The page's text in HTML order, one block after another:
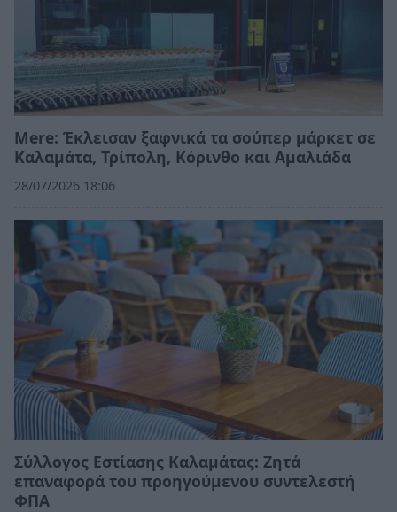
Mere: Έκλεισαν ξαφνικά τα σούπερ μάρκετ σε
Καλαμάτα, Τρίπολη, Κόρινθο και Αμαλιάδα
28/07/2026 18:06
Σύλλογος Εστίασης Καλαμάτας: Ζητά
επαναφορά του προηγούμενου συντελεστή
ΦΠΑ